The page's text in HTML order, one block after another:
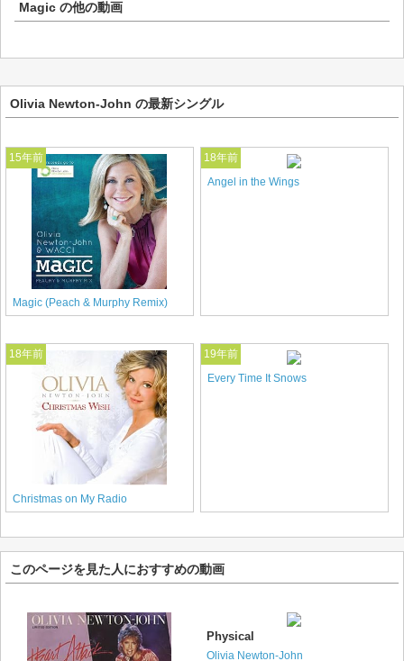
Magic の他の動画
Olivia Newton-John の最新シングル
15年前
Magic (Peach & Murphy Remix)
18年前
Angel in the Wings
18年前
Christmas on My Radio
19年前
Every Time It Snows
このページを見た人におすすめの動画
Physical
Olivia Newton-John